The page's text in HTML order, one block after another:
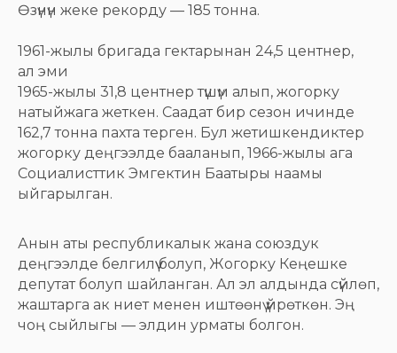
Өзүнүн жеке рекорду — 185 тонна.
1961-жылы бригада гектарынан 24,5 центнер,
ал эми
1965-жылы 31,8 центнер түшүм алып, жогорку
натыйжага жеткен. Саадат бир сезон ичинде
162,7 тонна пахта терген. Бул жетишкендиктер
жогорку деңгээлде бааланып, 1966-жылы ага
Социалисттик Эмгектин Баатыры наамы
ыйгарылган.
Анын аты республикалык жана союздук
деңгээлде белгилүү болуп, Жогорку Кеңешке
депутат болуп шайланган. Ал эл алдында сүйлөп,
жаштарга ак ниет менен иштөөнү үйрөткөн. Эң
чоң сыйлыгы — элдин урматы болгон.